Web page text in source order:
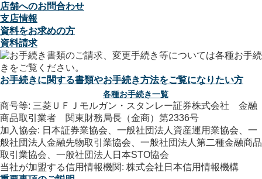
店舗へのお問合わせ
支店情報
資料をお求めの方
資料請求
お手続きに関する書類やお手続き方法をご覧になりたい方
各種お手続き一覧
商号等: 三菱ＵＦＪモルガン・スタンレー証券株式会社 金融
商品取引業者 関東財務局長（金商）第2336号
加入協会: 日本証券業協会、一般社団法人資産運用業協会、一
般社団法人金融先物取引業協会、一般社団法人第二種金融商品
取引業協会、一般社団法人日本STO協会
当社が加盟する信用情報機関: 株式会社日本信用情報機構